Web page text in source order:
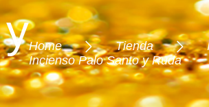
Home Tienda
Incienso Palo Santo y Ruda